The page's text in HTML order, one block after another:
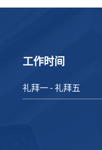
工作时间
礼拜一 - 礼拜五